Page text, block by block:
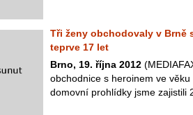
Tři ženy obchodovaly v Brně
teprve 17 let
Brno, 19. října 2012
obchodnice s heroinem ve
domovní prohlídky jsme zajistili